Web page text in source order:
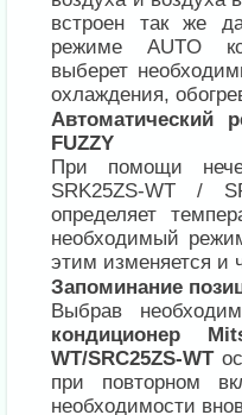
встроен так же
режиме AUTO
выберет
охлаждения,
Автоматический
FUZZY
При помощи
SRK25ZS-WT /
определяет
необходимый
этим изменяется и
Запоминание
Выбрав
кондиционер
WT/SRC25ZS-WT
при повторном
необходимости